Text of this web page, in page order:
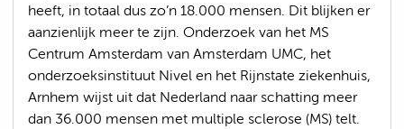
heeft, in totaal dus zo’n 18.000 mensen. Dit blijken er
aanzienlijk meer te zijn. Onderzoek van het MS
Centrum Amsterdam van Amsterdam UMC, het
onderzoeksinstituut Nivel en het Rijnstate ziekenhuis,
Arnhem wijst uit dat Nederland naar schatting meer
dan 36.000 mensen met multiple sclerose (MS) telt.